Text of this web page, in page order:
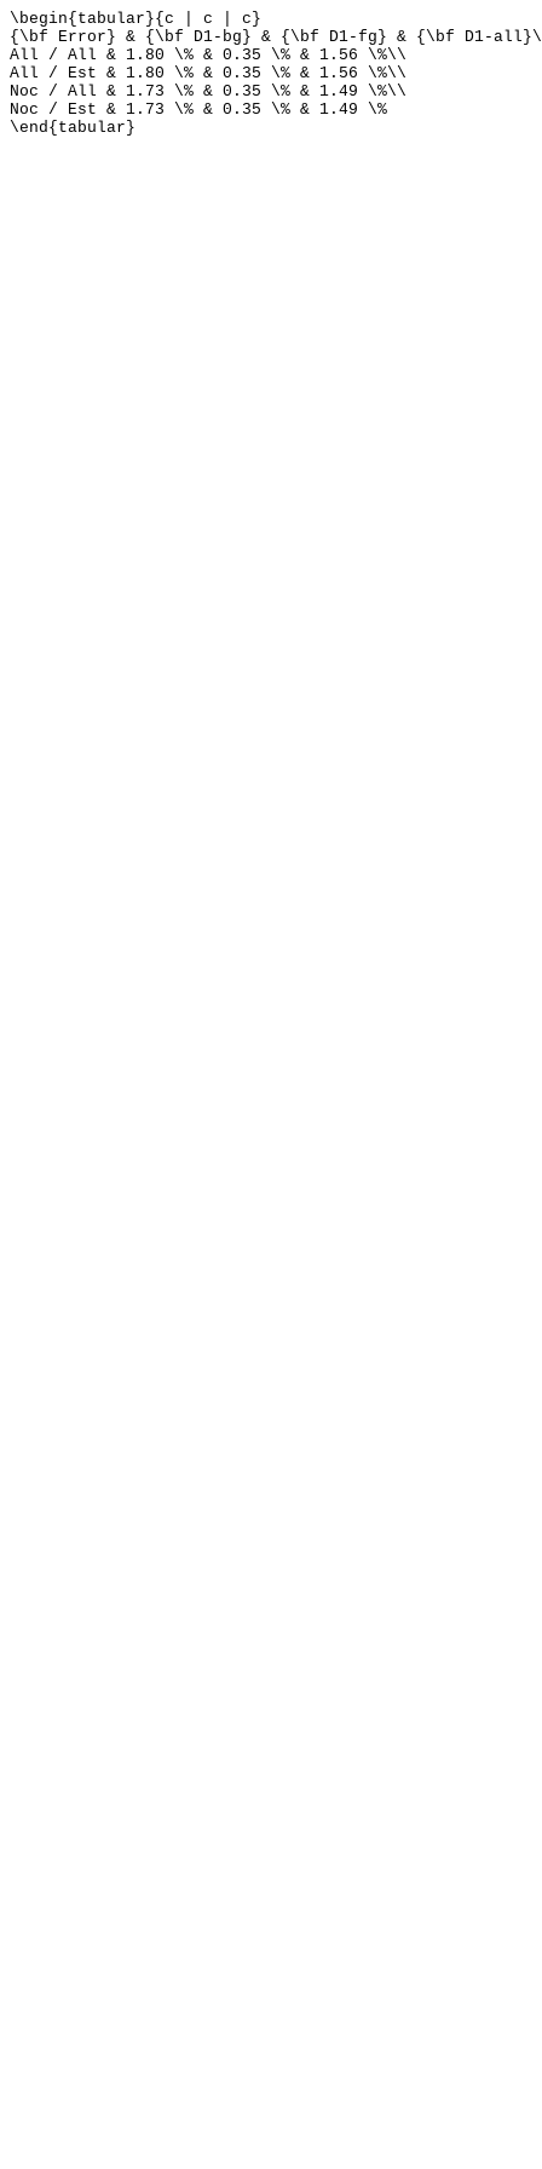
\begin{tabular}{c | c | c}
{\bf Error} & {\bf D1-bg} & {\bf D1-fg} & {\bf D1-
All / All & 1.80 \% & 0.35 \% & 1.56 \%\\
All / Est & 1.80 \% & 0.35 \% & 1.56 \%\\
Noc / All & 1.73 \% & 0.35 \% & 1.49 \%\\
Noc / Est & 1.73 \% & 0.35 \% & 1.49 \%
\end{tabular}